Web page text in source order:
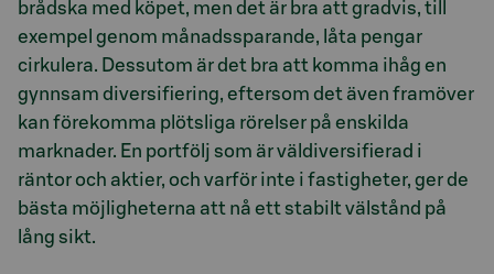
brådska med köpet, men det är bra att gradvis, till
exempel genom månadssparande, låta pengar
cirkulera. Dessutom är det bra att komma ihåg en
gynnsam diversifiering, eftersom det även framöver
kan förekomma plötsliga rörelser på enskilda
marknader. En portfölj som är väldiversifierad i
räntor och aktier, och varför inte i fastigheter, ger de
bästa möjligheterna att nå ett stabilt välstånd på
lång sikt.